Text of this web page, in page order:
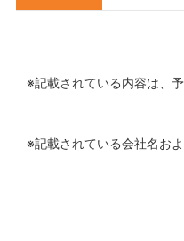
※記載されている内容は、
※記載されている会社名お